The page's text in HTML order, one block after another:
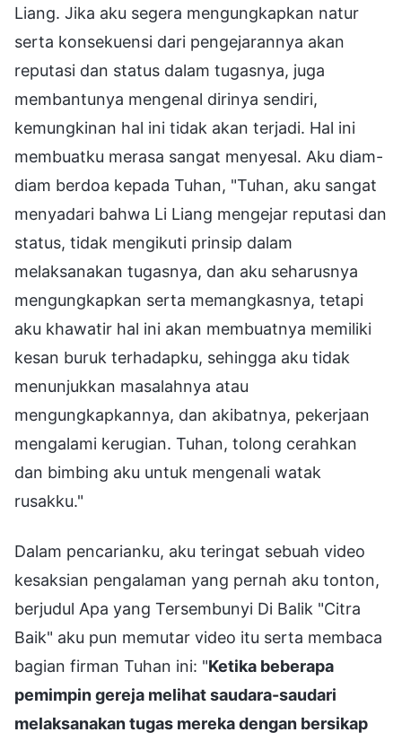
Liang. Jika aku segera mengungkapkan natur
serta konsekuensi dari pengejarannya akan
reputasi dan status dalam tugasnya, juga
membantunya mengenal dirinya sendiri,
kemungkinan hal ini tidak akan terjadi. Hal ini
membuatku merasa sangat menyesal. Aku diam-
diam berdoa kepada Tuhan, "Tuhan, aku sangat
menyadari bahwa Li Liang mengejar reputasi dan
status, tidak mengikuti prinsip dalam
melaksanakan tugasnya, dan aku seharusnya
mengungkapkan serta memangkasnya, tetapi
aku khawatir hal ini akan membuatnya memiliki
kesan buruk terhadapku, sehingga aku tidak
menunjukkan masalahnya atau
mengungkapkannya, dan akibatnya, pekerjaan
mengalami kerugian. Tuhan, tolong cerahkan
dan bimbing aku untuk mengenali watak
rusakku."
Dalam pencarianku, aku teringat sebuah video
kesaksian pengalaman yang pernah aku tonton,
berjudul Apa yang Tersembunyi Di Balik "Citra
Baik" aku pun memutar video itu serta membaca
bagian firman Tuhan ini: "Ketika beberapa
pemimpin gereja melihat saudara-saudari
melaksanakan tugas mereka dengan bersikap